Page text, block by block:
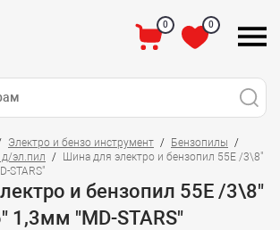
0 0
Электро и бензо инструмент
Бензопилы
эл.пил
Шина для электро и бензопил 55Е /3\8"
STARS"
и бензопил 55Е /3\8"
1,3мм "MD-STARS"